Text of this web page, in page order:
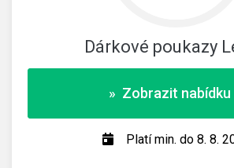
Dárkové poukazy
» Zobrazit nabídku
Platí min. do 8. 8.